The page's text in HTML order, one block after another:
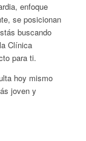
enfoque
se posicionan
buscando
Clínica
para ti.
hoy mismo
joven y